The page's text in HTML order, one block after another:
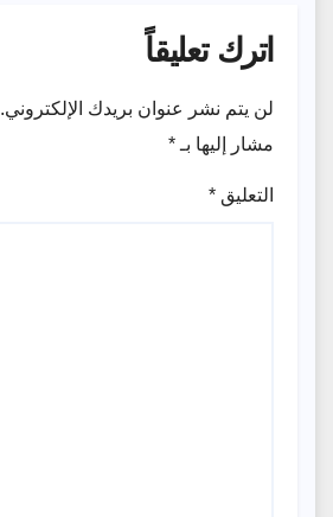
اترك تعليقاً
لن يتم نشر عنوان بريدك الإلكتروني.
مشار إليها بـ*
التعليق *